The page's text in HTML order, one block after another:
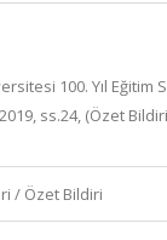
100. Yıl
ss.24, (Özet
/ Özet Bildiri